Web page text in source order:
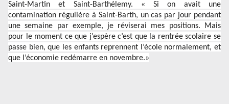
Saint-Martin et Saint-Barthélemy. « Si on avait une
contamination régulière à Saint-Barth, un cas par jour pendant
une semaine par exemple, je réviserai mes positions. Mais
pour le moment ce que j’espère c’est que la rentrée scolaire se
passe bien, que les enfants reprennent l’école normalement, et
que l’économie redémarre en novembre.»